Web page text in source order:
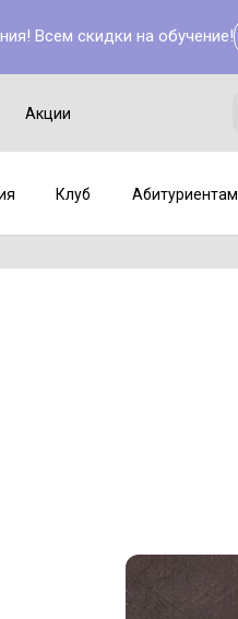
Всем скидки на обучение!
Акции
Клуб Абитуриентам
Мастер-классы